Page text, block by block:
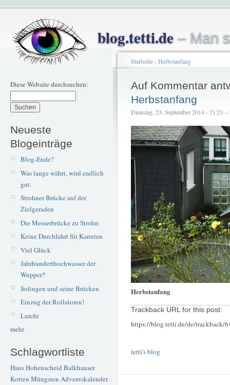
blog.tetti.de– Man
Diese Website durchsuchen:
Neueste
Blogeinträge
Blog-Ende?
Was lange währt, wird endlich
gut.
Strohner Brücke auf der
Zielgeraden
Die Messerbrücke zu Strohn
Keine Durchfahrt für Kanuten
Viel Glück
Jahrhunderthochwasser der
Wupper?
Solingen und seine Brücken
Einzug der Rollatoren!
Lurchi
mehr
Schlagwortliste
Haus Hohenscheid Balkhauser
Kotten Müngsten Adventskalender
Startseite› Herbstanfang
Auf Kommentar
Herbstanfang
Dienstag, 23. September 2014 - 21:21 –
Herbstanfang
Trackback URL for this post:
https://blog.tetti.de/de/trackback/
tetti's blog